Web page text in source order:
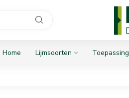
Home Lijmsoorten Toepassing